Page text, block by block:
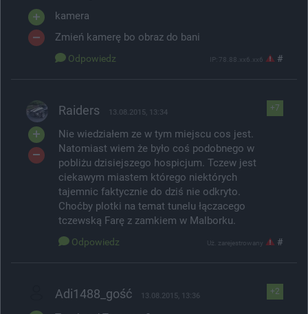
kamera
Zmień kamerę bo obraz do bani
Odpowiedz IP: 78.88.xx6.xx6 #
+7
Raiders 13.08.2015, 13:34
Nie wiedziałem ze w tym miejscu cos jest.
Natomiast wiem że było coś podobnego w
pobliżu dzisiejszego hospicjum. Tczew jest
ciekawym miastem którego niektórych
tajemnic faktycznie do dziś nie odkryto.
Choćby plotki na temat tunelu łączacego
tczewską Farę z zamkiem w Malborku.
Odpowiedz Uż. zarejestrowany #
+2
Adi1488_gość 13.08.2015, 13:36